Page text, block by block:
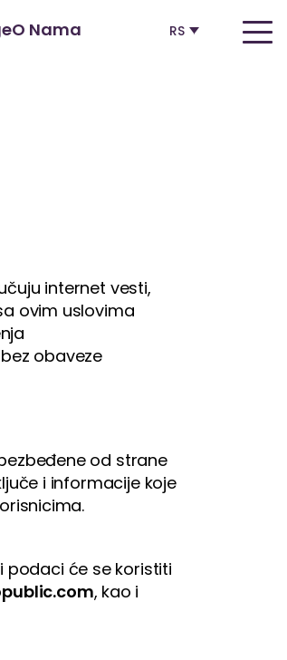
O Nama RS
internet vesti,
ovim uslovima
bez obaveze
od strane
i informacije koje
podaci će se koristiti
, kao i